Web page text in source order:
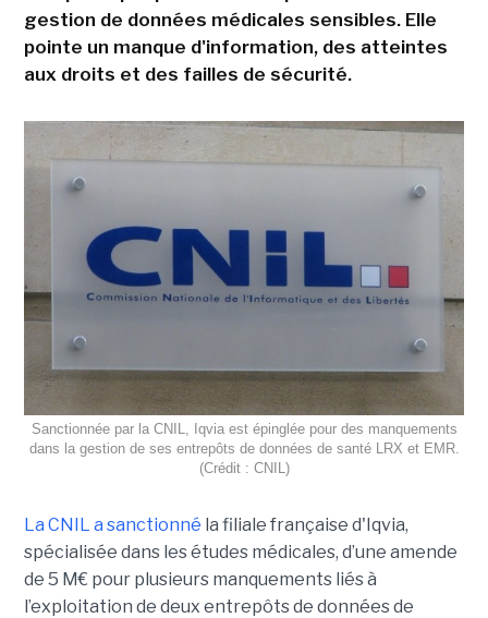
gestion de données médicales sensibles. Elle
pointe un manque d'information, des atteintes
aux droits et des failles de sécurité.
Sanctionnée par la CNIL, Iqvia est épinglée pour des manquements
dans la gestion de ses entrepôts de données de santé LRX et EMR.
(Crédit : CNIL)
La CNIL a sanctionné la filiale française d'Iqvia,
spécialisée dans les études médicales, d’une amende
de 5 M€ pour plusieurs manquements liés à
l’exploitation de deux entrepôts de données de